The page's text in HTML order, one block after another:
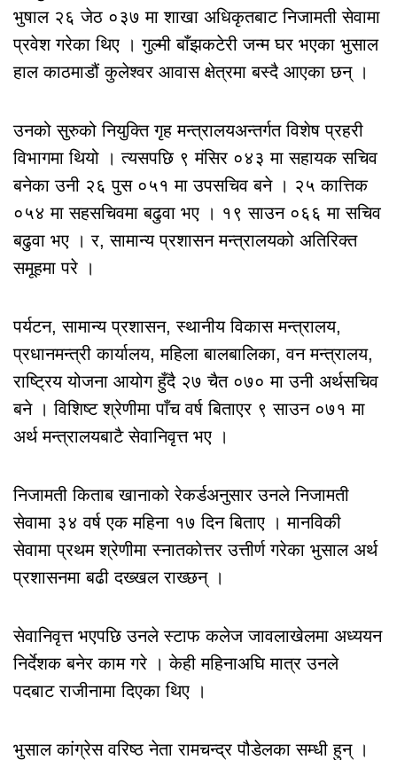
भुषाल २६ जेठ ०३७ मा शाखा अधिकृतबाट निजामती सेवामा
प्रवेश गरेका थिए । गुल्मी बाँझकटेरी जन्म घर भएका भुसाल
हाल काठमाडौं कुलेश्वर आवास क्षेत्रमा बस्दै आएका छन् ।
उनको सुरुको नियुक्ति गृह मन्त्रालयअन्तर्गत विशेष प्रहरी
विभागमा थियो । त्यसपछि ९ मंसिर ०४३ मा सहायक सचिव
बनेका उनी २६ पुस ०५१ मा उपसचिव बने । २५ कात्तिक
०५४ मा सहसचिवमा बढुवा भए । १९ साउन ०६६ मा सचिव
बढुवा भए । र, सामान्य प्रशासन मन्त्रालयको अतिरिक्त
समूहमा परे ।
पर्यटन, सामान्य प्रशासन, स्थानीय विकास मन्त्रालय,
प्रधानमन्त्री कार्यालय, महिला बालबालिका, वन मन्त्रालय,
राष्ट्रिय योजना आयोग हुँदै २७ चैत ०७० मा उनी अर्थसचिव
बने । विशिष्ट श्रेणीमा पाँच वर्ष बिताएर ९ साउन ०७१ मा
अर्थ मन्त्रालयबाटै सेवानिवृत्त भए ।
निजामती किताब खानाको रेकर्डअनुसार उनले निजामती
सेवामा ३४ वर्ष एक महिना १७ दिन बिताए । मानविकी
सेवामा प्रथम श्रेणीमा स्नातकोत्तर उत्तीर्ण गरेका भुसाल अर्थ
प्रशासनमा बढी दख्खल राख्छन् ।
सेवानिवृत्त भएपछि उनले स्टाफ कलेज जावलाखेलमा अध्ययन
निर्देशक बनेर काम गरे । केही महिनाअघि मात्र उनले
पदबाट राजीनामा दिएका थिए ।
भुसाल कांग्रेस वरिष्ठ नेता रामचन्द्र पौडेलका सम्धी हुन् ।